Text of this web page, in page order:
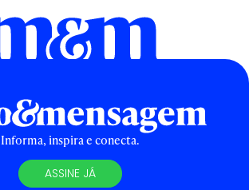
Informa, inspira e conecta.
ASSINE JÁ